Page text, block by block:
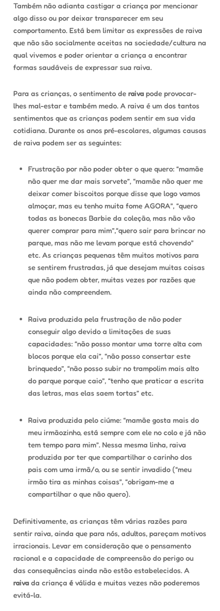
Também não adianta castigar a criança por mencionar
algo disso ou por deixar transparecer em seu
comportamento. Está bem limitar as expressões de raiva
que não são socialmente aceitas na sociedade/cultura na
qual vivemos e poder orientar a criança a encontrar
formas saudáveis de expressar sua raiva.
Para as crianças, o sentimento de raivapode provocar-
lhes mal-estar e também medo. A raiva é um dos tantos
sentimentos que as crianças podem sentir em sua vida
cotidiana. Durante os anos pré-escolares, algumas causas
de raiva podem ser as seguintes:
Frustração por não poder obter o que quero: “mamãe
não quer me dar mais sorvete”, “mamãe não quer me
deixar comer biscoitos porque disse que logo vamos
almoçar, mas eu tenho muita fome AGORA”, “quero
todas as bonecas Barbie da coleção, mas não vão
querer comprar para mim”,“quero sair para brincar no
parque, mas não me levam porque está chovendo”
etc. As crianças pequenas têm muitos motivos para
se sentirem frustradas, já que desejam muitas coisas
que não podem obter, muitas vezes por razões que
ainda não compreendem.
Raiva produzida pela frustração de não poder
conseguir algo devido a limitações de suas
capacidades: “não posso montar uma torre alta com
blocos porque ela cai”, “não posso consertar este
brinquedo”, “não posso subir no trampolim mais alto
do parque porque caio”, “tenho que praticar a escrita
das letras, mas elas saem tortas” etc.
Raiva produzida pelo ciúme: “mamãe gosta mais do
meu irmãozinho, está sempre com ele no colo e já não
tem tempo para mim”. Nessa mesma linha, raiva
produzida por ter que compartilhar o carinho dos
pais com uma irmã/o, ou se sentir invadido (“meu
irmão tira as minhas coisas”, “obrigam-me a
compartilhar o que não quero).
Definitivamente, as crianças têm várias razões para
sentir raiva, ainda que para nós, adultos, pareçam motivos
irracionais. Levar em consideração que o pensamento
racional e a capacidade de compreensão do perigo ou
das consequências ainda não estão estabelecidos. A
raivada criança éválida e muitas vezes não poderemos
evitá-la.